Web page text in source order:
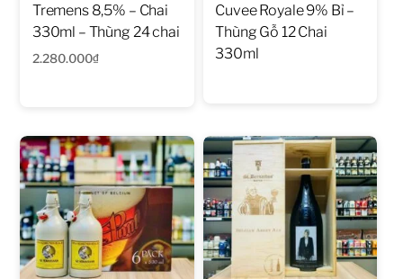
Tremens 8,5% – Chai
330ml – Thùng 24 chai
2.280.000₫
Cuvee Royale 9% Bỉ –
Thùng Gỗ 12 Chai
330ml